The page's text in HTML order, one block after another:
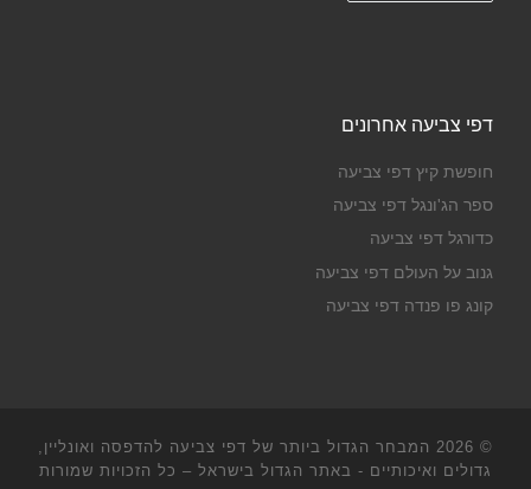
דפי צביעה אחרונים
חופשת קיץ דפי צביעה
ספר הג'ונגל דפי צביעה
כדורגל דפי צביעה
גנוב על העולם דפי צביעה
קונג פו פנדה דפי צביעה
© 2026
המבחר הגדול ביותר של דפי צביעה להדפסה ואונליין,
גדולים ואיכותיים - באתר הגדול בישראל – כל הזכויות שמורות